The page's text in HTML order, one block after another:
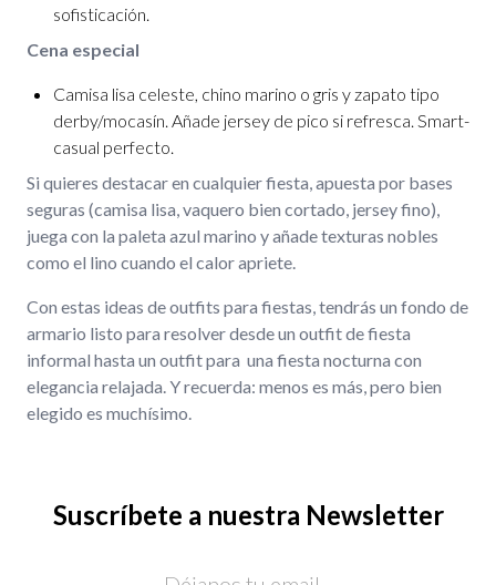
sofisticación.
Cena especial
Camisa lisa celeste, chino marino o gris y zapato tipo
derby/mocasín. Añade jersey de pico si refresca. Smart-
casual perfecto.
Si quieres destacar en cualquier fiesta, apuesta por bases
seguras (camisa lisa, vaquero bien cortado, jersey fino),
juega con la paleta azul marino y añade texturas nobles
como el lino cuando el calor apriete.
Con estas ideas de outfits para fiestas, tendrás un fondo de
armario listo para resolver desde un outfit de fiesta
informal hasta un outfit para una fiesta nocturna con
elegancia relajada. Y recuerda: menos es más, pero bien
elegido es muchísimo.
Suscríbete a nuestra Newsletter